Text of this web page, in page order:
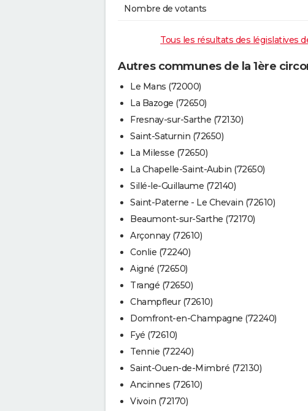
Nombre de votants
Tous les résultats des législatives
Autres communes de la 1ère
Le Mans (72000)
La Bazoge (72650)
Fresnay-sur-Sarthe (72130)
Saint-Saturnin (72650)
La Milesse (72650)
La Chapelle-Saint-Aubin (72650)
Sillé-le-Guillaume (72140)
Saint-Paterne - Le Chevain (72610)
Beaumont-sur-Sarthe (72170)
Arçonnay (72610)
Conlie (72240)
Aigné (72650)
Trangé (72650)
Champfleur (72610)
Domfront-en-Champagne (72240)
Fyé (72610)
Tennie (72240)
Saint-Ouen-de-Mimbré (72130)
Ancinnes (72610)
Vivoin (72170)